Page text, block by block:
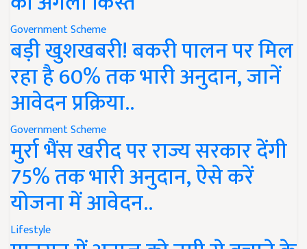
Government Scheme
बड़ी खुशखबरी! बकरी पालन पर मिल
रहा है 60% तक भारी अनुदान, जानें
आवेदन प्रक्रिया..
Government Scheme
मुर्रा भैंस खरीद पर राज्य सरकार देंगी
75% तक भारी अनुदान, ऐसे करें
योजना में आवेदन..
Lifestyle